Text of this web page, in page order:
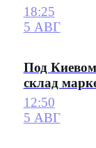
18:25
5 АВГ
Под
склад
12:50
5 АВГ